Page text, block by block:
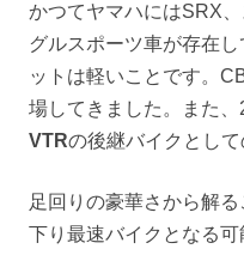
かつてヤマハにはSRX
グルスポーツ車が存在
ットは軽いことです。
場してきました。また
VTRの後継バイクとして
足回りの豪華さから解
下り最速バイクとなる